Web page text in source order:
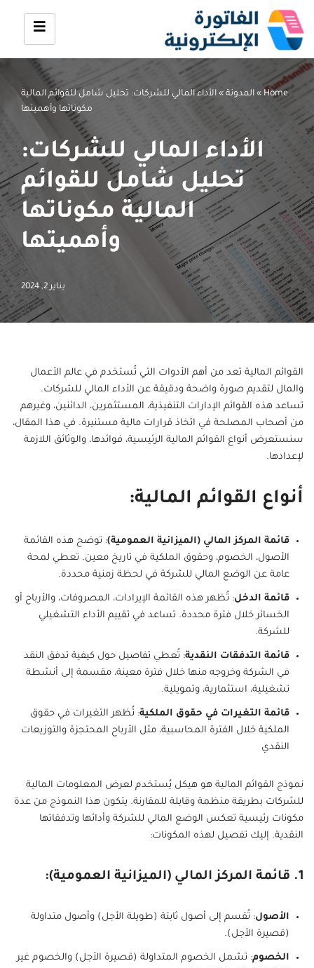
تخطى
المحتوى
Home
» المدونة » الأداء المالي للشركات: تحليل شامل للقوائم المالية
مكوناتها وأهميتها
الأداء المالي للشركات:
تحليل شامل للقوائم
المالية مكوناتها
وأهميتها
يناير 2, 2024
القوائم المالية تعد من أهم الأدوات التي تُستخدم في عالم الأعمال
والمال لتقديم صورة واضحة ودقيقة عن الأداء المالي للشركات.
تساعد هذه القوائم الإدارات التنفيذية، المستثمرين، الدائنين، وغيرهم
من أصحاب المصلحة في اتخاذ قرارات مالية مستنيرة. في هذا المقال،
سنستعرض أنواع القوائم المالية الرئيسية، فوائدها، والوثائق اللازمة
لإعدادها.
أنواع القوائم المالية:
قائمة المركز المالي (الميزانية العمومية): توضح هذه القائمة
الأصول، الخصوم، وحقوق الملكية في تاريخ معين. تعطي لمحة
عامة عن الوضع المالي للشركة في لحظة زمنية محددة.
قائمة الدخل: تُظهر هذه القائمة الإيرادات، المصروفات، والأرباح أو
الخسائر خلال فترة محددة. تساعد في تقييم الأداء التشغيلي
للشركة.
قائمة التدفقات النقدية: تُعطي تفاصيل حول كيفية تدفق النقد
في الشركة وخروجه منها خلال فترة معينة، مقسمة إلى أنشطة
تشغيلية، استثمارية، وتمويلية.
قائمة التغيرات في حقوق الملكية: تُظهر التغيرات في حقوق
الملكية خلال الفترة المحاسبية، مثل الأرباح المحتجزة والتوزيعات
النقدي
نموذج القوائم المالية هو هيكل يُستخدم لعرض المعلومات المالية
للشركات بطريقة منظمة وقابلة للمقارنة. يتكون هذا النموذج من عدة
مكونات رئيسية تعكس الوضع المالي للشركة وأدائها وتدفقاتها
النقدية. إليك تفصيل لهذه المكونات:
1. قائمة المركز المالي (الميزانية العمومية):
الأصول: تُقسم إلى أصول ثابتة (طويلة الأجل) وأصول متداولة
(قصيرة الأجل).
الخصوم: تشمل الخصوم المتداولة (قصيرة الأجل) والخصوم غير